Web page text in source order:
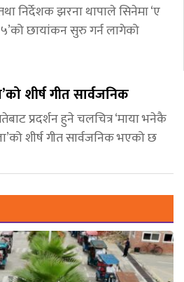
निर्देशक झरना थापाले सिनेमा ‘ए
छायांकन सुरु गर्न लागेको
शीर्ष गीत सार्वजनिक
प्रदर्शन हुने चलचित्र ‘माया भनेकै
शीर्ष गीत सार्वजनिक भएको छ